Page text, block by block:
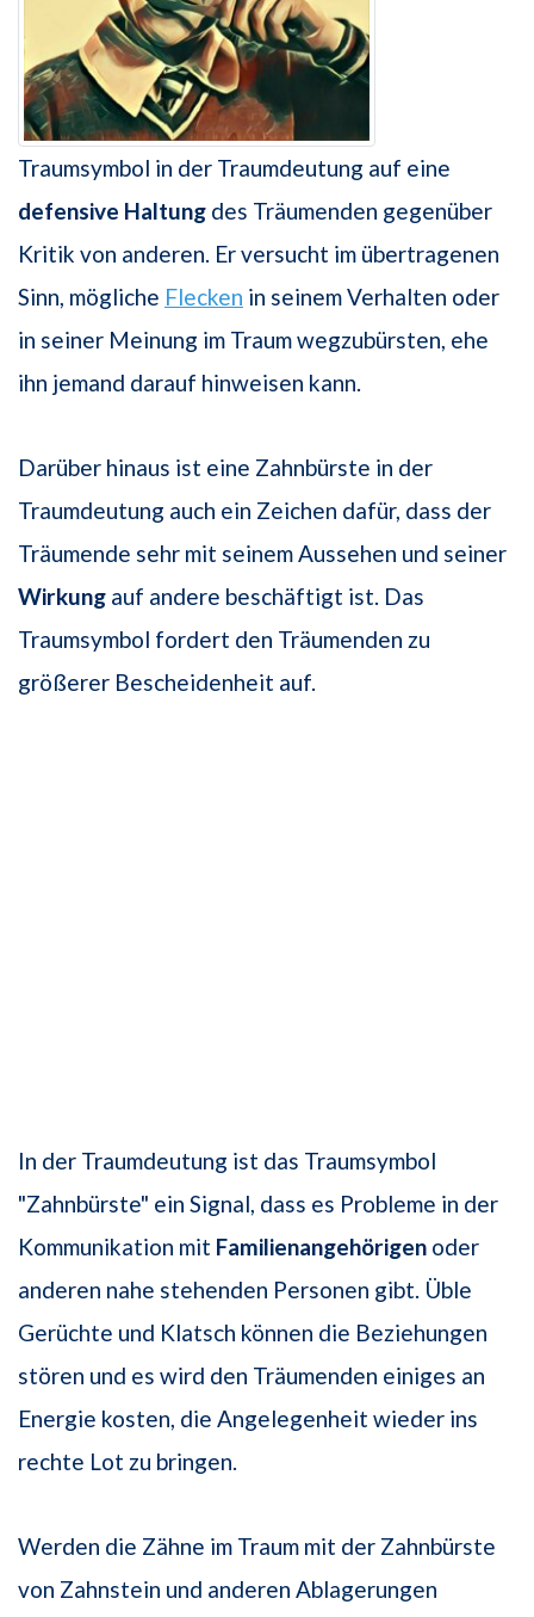
Traumsymbol in der Traumdeutung auf eine
defensive Haltung des Träumenden gegenüber
Kritik von anderen. Er versucht im übertragenen
Sinn, mögliche Flecken in seinem Verhalten oder
in seiner Meinung im Traum wegzubürsten, ehe
ihn jemand darauf hinweisen kann.
Darüber hinaus ist eine Zahnbürste in der
Traumdeutung auch ein Zeichen dafür, dass der
Träumende sehr mit seinem Aussehen und seiner
Wirkung auf andere beschäftigt ist. Das
Traumsymbol fordert den Träumenden zu
größerer Bescheidenheit auf.
In der Traumdeutung ist das Traumsymbol
"Zahnbürste" ein Signal, dass es Probleme in der
Kommunikation mit Familienangehörigen oder
anderen nahe stehenden Personen gibt. Üble
Gerüchte und Klatsch können die Beziehungen
stören und es wird den Träumenden einiges an
Energie kosten, die Angelegenheit wieder ins
rechte Lot zu bringen.
Werden die Zähne im Traum mit der Zahnbürste
von Zahnstein und anderen Ablagerungen